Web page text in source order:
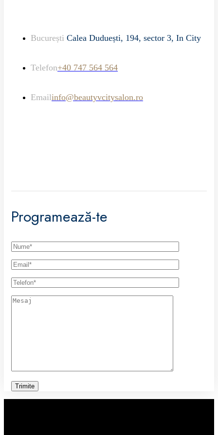
București Calea Duduești, 194, sector 3, In City
Telefon+40 747 564 564
Emailinfo@beautyvcitysalon.ro
Programează-te